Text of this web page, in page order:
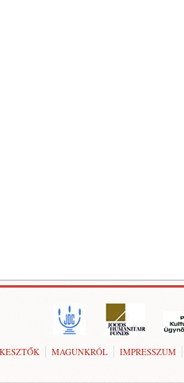
MAGUNKRÓL IMPRESSZUM